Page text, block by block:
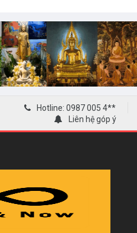
Hotline: 0987 005 4**
Liên hệ góp ý